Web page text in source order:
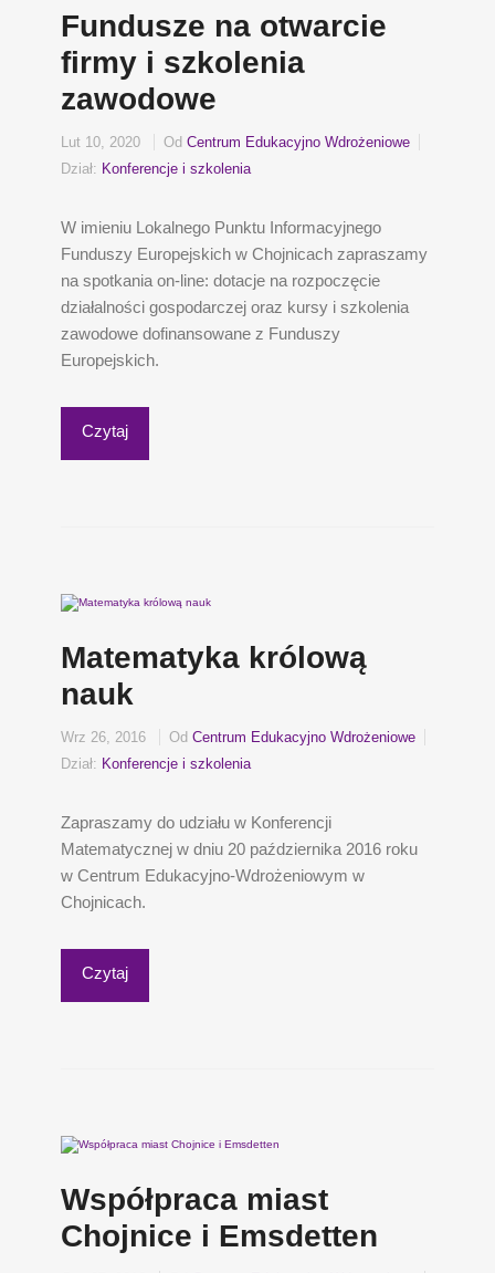
Fundusze na otwarcie
firmy i szkolenia
zawodowe
Lut 10, 2020 OdCentrum Edukacyjno Wdrożeniowe
Dział: Konferencje i szkolenia
W imieniu Lokalnego Punktu Informacyjnego
Funduszy Europejskich w Chojnicach zapraszamy
na spotkania on-line: dotacje na rozpoczęcie
działalności gospodarczej oraz kursy i szkolenia
zawodowe dofinansowane z Funduszy
Europejskich.
Czytaj
Matematyka królową
nauk
Wrz 26, 2016 OdCentrum Edukacyjno Wdrożeniowe
Dział: Konferencje i szkolenia
Zapraszamy do udziału w Konferencji
Matematycznej w dniu 20 października 2016 roku
w Centrum Edukacyjno-Wdrożeniowym w
Chojnicach.
Czytaj
Współpraca miast
Chojnice i Emsdetten